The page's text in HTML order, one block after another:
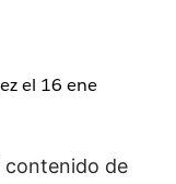
el 16 ene
contenido de